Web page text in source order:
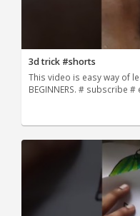
3d trick #shorts
This video is easy way of
BEGINNERS. # subscribe